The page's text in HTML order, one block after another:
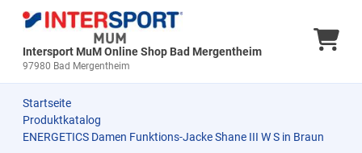
Intersport MuM Online Shop Bad Mergentheim
97980 Bad Mergentheim
Startseite
Produktkatalog
ENERGETICS Damen Funktions-Jacke Shane III W S in Braun